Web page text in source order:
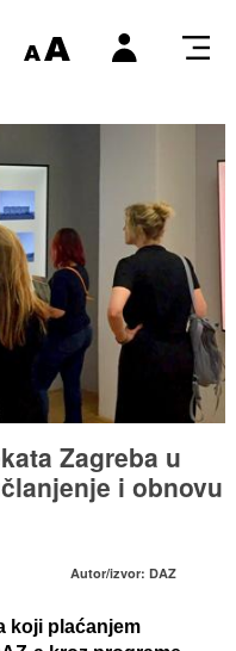
Zagreba u
i obnovu
Autor/izvor: DAZ
koji plaćanjem